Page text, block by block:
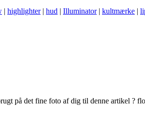
| highlighter| hud | Illuminator| kultmærke |
på det fine foto af dig til denne artikel ?